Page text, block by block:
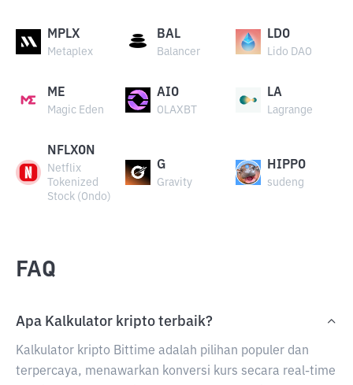
MPLX
Metaplex
BAL
Balancer
LDO
Lido DAO
ME
Magic Eden
AIO
OLAXBT
LA
Lagrange
NFLXON
Netflix
Tokenized
Stock (Ondo)
G
Gravity
HIPPO
sudeng
FAQ
Apa Kalkulator kripto terbaik?
Kalkulator kripto Bittime adalah pilihan populer dan
terpercaya, menawarkan konversi kurs secara real-time